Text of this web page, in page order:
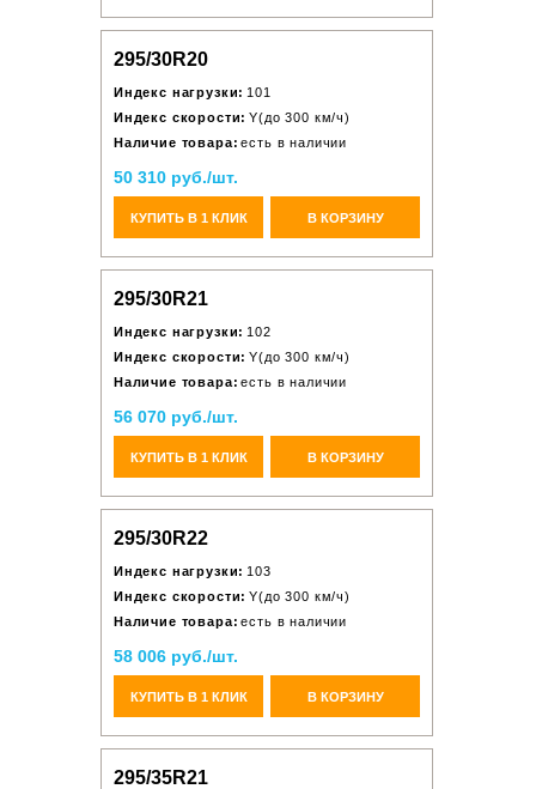
295/30R20
Индекс нагрузки: 101
Индекс скорости: Y(до 300 км/ч)
Наличие товара: есть в наличии
50 310 руб./шт.
КУПИТЬ В 1 КЛИК В КОРЗИНУ
295/30R21
Индекс нагрузки: 102
Индекс скорости: Y(до 300 км/ч)
Наличие товара: есть в наличии
56 070 руб./шт.
КУПИТЬ В 1 КЛИК В КОРЗИНУ
295/30R22
Индекс нагрузки: 103
Индекс скорости: Y(до 300 км/ч)
Наличие товара: есть в наличии
58 006 руб./шт.
КУПИТЬ В 1 КЛИК В КОРЗИНУ
295/35R21